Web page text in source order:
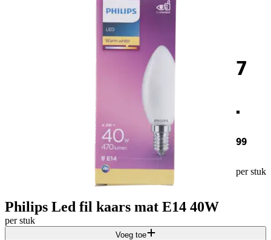
7
.
99
per stuk
Philips Led fil kaars mat E14 40W
per stuk
Voeg toe